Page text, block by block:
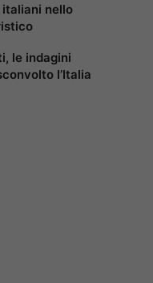
nello
le indagini
l’Italia